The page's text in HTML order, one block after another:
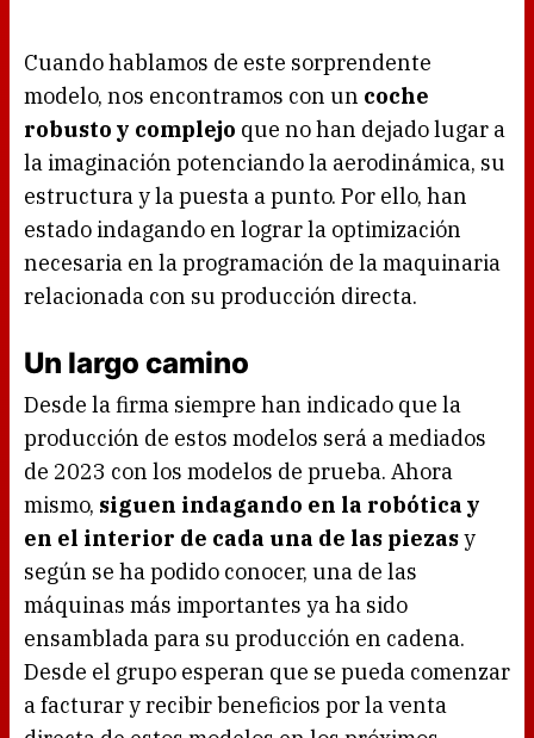
Cuando hablamos de este sorprendente
modelo, nos encontramos con un coche
robusto y complejo que no han dejado lugar a
la imaginación potenciando la aerodinámica, su
estructura y la puesta a punto. Por ello, han
estado indagando en lograr la optimización
necesaria en la programación de la maquinaria
relacionada con su producción directa.
Un largo camino
Desde la firma siempre han indicado que la
producción de estos modelos será a mediados
de 2023 con los modelos de prueba. Ahora
mismo, siguen indagando en la robótica y
en el interior de cada una de las piezasy
según se ha podido conocer, una de las
máquinas más importantes ya ha sido
ensamblada para su producción en cadena.
Desde el grupo esperan que se pueda comenzar
a facturar y recibir beneficios por la venta